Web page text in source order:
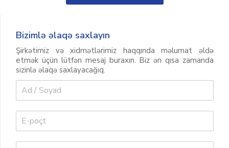
Bizimlə əlaqə saxlayın
Şirkətimiz və xidmətlərimiz haqqında məlumat əldə
etmək üçün lütfən mesaj buraxın. Biz ən qısa zamanda
sizinlə əlaqə saxlayacağıq.